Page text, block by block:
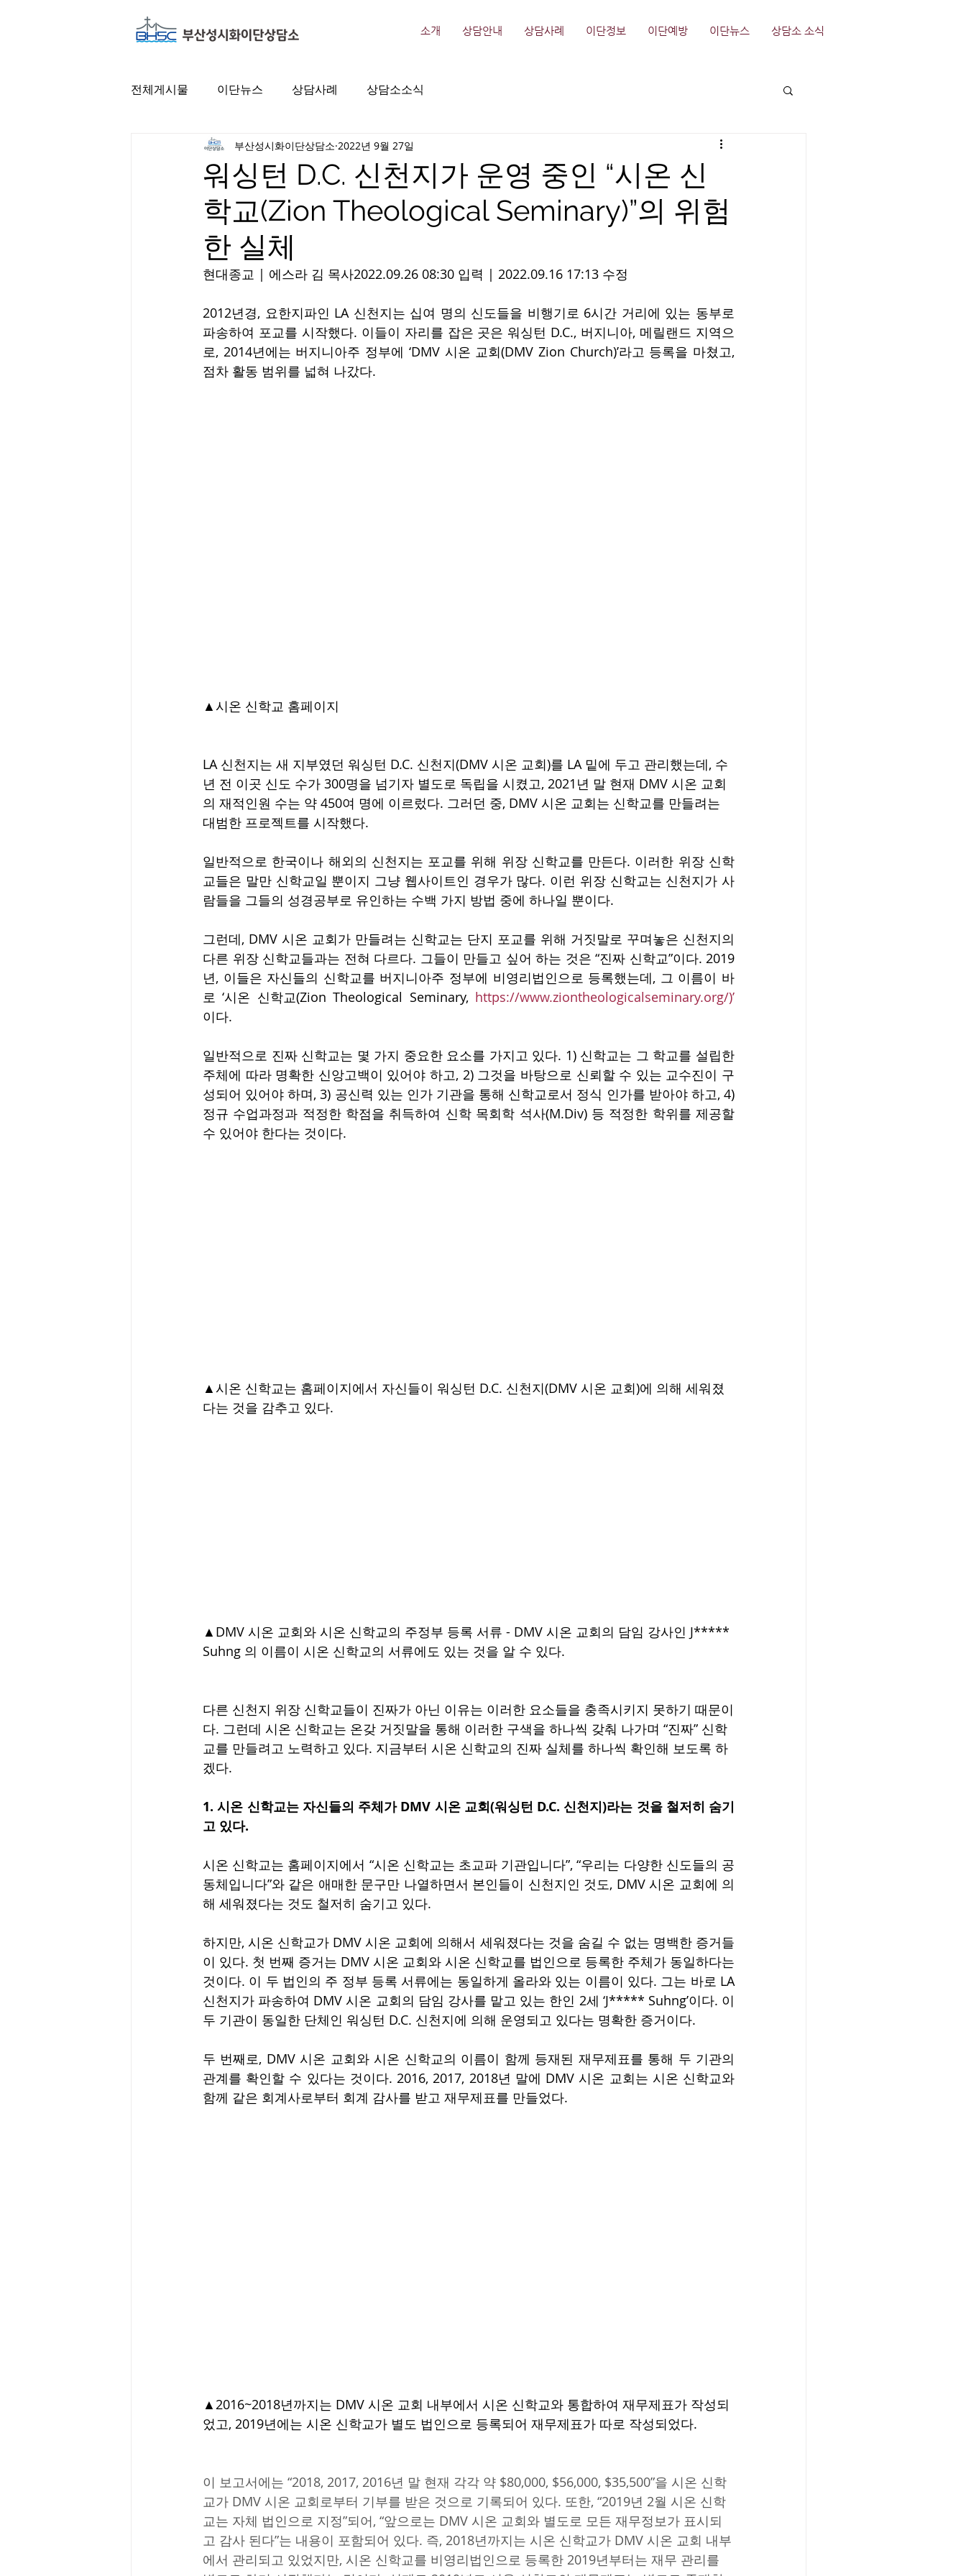
소개 상담안내 상담사례 이단정보 이단예방 이단뉴스 상담소 소식
전체게시물 이단뉴스 상담사례 상담소소식
워싱턴 D.C. 신천지가 운영 중인 “시온 신
학교(Zion Theological Seminary)”의 위험
한 실체
부산성시화이단상담소 2022년 9월 27일
현대종교 | 에스라 김 목사2022.09.26 08:30 입력 | 2022.09.16 17:13 수정
2012년경, 요한지파인 LA 신천지는 십여 명의 신도들을 비행기로 6시간 거리에 있는 동부로
파송하여 포교를 시작했다. 이들이 자리를 잡은 곳은 워싱턴 D.C., 버지니아, 메릴랜드 지역으
로, 2014년에는 버지니아주 정부에 ‘DMV 시온 교회(DMV Zion Church)’라고 등록을 마쳤고,
점차 활동 범위를 넓혀 나갔다.
▲시온 신학교 홈페이지
LA 신천지는 새 지부였던 워싱턴 D.C. 신천지(DMV 시온 교회)를 LA 밑에 두고 관리했는데, 수
년 전 이곳 신도 수가 300명을 넘기자 별도로 독립을 시켰고, 2021년 말 현재 DMV 시온 교회
의 재적인원 수는 약 450여 명에 이르렀다. 그러던 중, DMV 시온 교회는 신학교를 만들려는
대범한 프로젝트를 시작했다.
일반적으로 한국이나 해외의 신천지는 포교를 위해 위장 신학교를 만든다. 이러한 위장 신학
교들은 말만 신학교일 뿐이지 그냥 웹사이트인 경우가 많다. 이런 위장 신학교는 신천지가 사
람들을 그들의 성경공부로 유인하는 수백 가지 방법 중에 하나일 뿐이다.
그런데, DMV 시온 교회가 만들려는 신학교는 단지 포교를 위해 거짓말로 꾸며놓은 신천지의
다른 위장 신학교들과는 전혀 다르다. 그들이 만들고 싶어 하는 것은 “진짜 신학교”이다. 2019
년, 이들은 자신들의 신학교를 버지니아주 정부에 비영리법인으로 등록했는데, 그 이름이 바
로 ‘시온 신학교(Zion Theological Seminary, https://www.ziontheologicalseminary.org/)’
이다.
일반적으로 진짜 신학교는 몇 가지 중요한 요소를 가지고 있다. 1) 신학교는 그 학교를 설립한
주체에 따라 명확한 신앙고백이 있어야 하고, 2) 그것을 바탕으로 신뢰할 수 있는 교수진이 구
성되어 있어야 하며, 3) 공신력 있는 인가 기관을 통해 신학교로서 정식 인가를 받아야 하고, 4)
정규 수업과정과 적정한 학점을 취득하여 신학 목회학 석사(M.Div) 등 적정한 학위를 제공할
수 있어야 한다는 것이다.
▲시온 신학교는 홈페이지에서 자신들이 워싱턴 D.C. 신천지(DMV 시온 교회)에 의해 세워졌
다는 것을 감추고 있다.
▲DMV 시온 교회와 시온 신학교의 주정부 등록 서류 - DMV 시온 교회의 담임 강사인 J*****
Suhng 의 이름이 시온 신학교의 서류에도 있는 것을 알 수 있다.
다른 신천지 위장 신학교들이 진짜가 아닌 이유는 이러한 요소들을 충족시키지 못하기 때문이
다. 그런데 시온 신학교는 온갖 거짓말을 통해 이러한 구색을 하나씩 갖춰 나가며 “진짜” 신학
교를 만들려고 노력하고 있다. 지금부터 시온 신학교의 진짜 실체를 하나씩 확인해 보도록 하
겠다.
1. 시온 신학교는 자신들의 주체가 DMV 시온 교회(워싱턴 D.C. 신천지)라는 것을 철저히 숨기
고 있다.
시온 신학교는 홈페이지에서 “시온 신학교는 초교파 기관입니다”, “우리는 다양한 신도들의 공
동체입니다”와 같은 애매한 문구만 나열하면서 본인들이 신천지인 것도, DMV 시온 교회에 의
해 세워졌다는 것도 철저히 숨기고 있다.
하지만, 시온 신학교가 DMV 시온 교회에 의해서 세워졌다는 것을 숨길 수 없는 명백한 증거들
이 있다. 첫 번째 증거는 DMV 시온 교회와 시온 신학교를 법인으로 등록한 주체가 동일하다는
것이다. 이 두 법인의 주 정부 등록 서류에는 동일하게 올라와 있는 이름이 있다. 그는 바로 LA
신천지가 파송하여 DMV 시온 교회의 담임 강사를 맡고 있는 한인 2세 ‘J***** Suhng’이다. 이
두 기관이 동일한 단체인 워싱턴 D.C. 신천지에 의해 운영되고 있다는 명확한 증거이다.
두 번째로, DMV 시온 교회와 시온 신학교의 이름이 함께 등재된 재무제표를 통해 두 기관의
관계를 확인할 수 있다는 것이다. 2016, 2017, 2018년 말에 DMV 시온 교회는 시온 신학교와
함께 같은 회계사로부터 회계 감사를 받고 재무제표를 만들었다.
▲2016~2018년까지는 DMV 시온 교회 내부에서 시온 신학교와 통합하여 재무제표가 작성되
었고, 2019년에는 시온 신학교가 별도 법인으로 등록되어 재무제표가 따로 작성되었다.
이 보고서에는 “2018, 2017, 2016년 말 현재 각각 약 $80,000, $56,000, $35,500”을 시온 신학
교가 DMV 시온 교회로부터 기부를 받은 것으로 기록되어 있다. 또한, “2019년 2월 시온 신학
교는 자체 법인으로 지정”되어, “앞으로는 DMV 시온 교회와 별도로 모든 재무정보가 표시되
고 감사 된다”는 내용이 포함되어 있다. 즉, 2018년까지는 시온 신학교가 DMV 시온 교회 내부
에서 관리되고 있었지만, 시온 신학교를 비영리법인으로 등록한 2019년부터는 재무 관리를